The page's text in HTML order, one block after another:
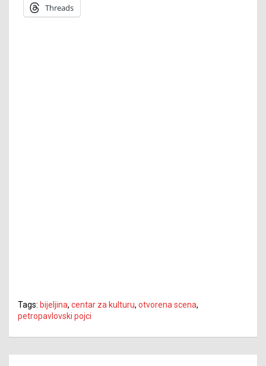
Threads
Tags: bijeljina, centar za kulturu, otvorena scena,
petropavlovski pojci